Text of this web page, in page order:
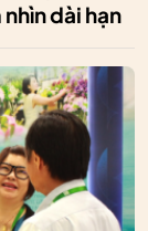
dài hạn